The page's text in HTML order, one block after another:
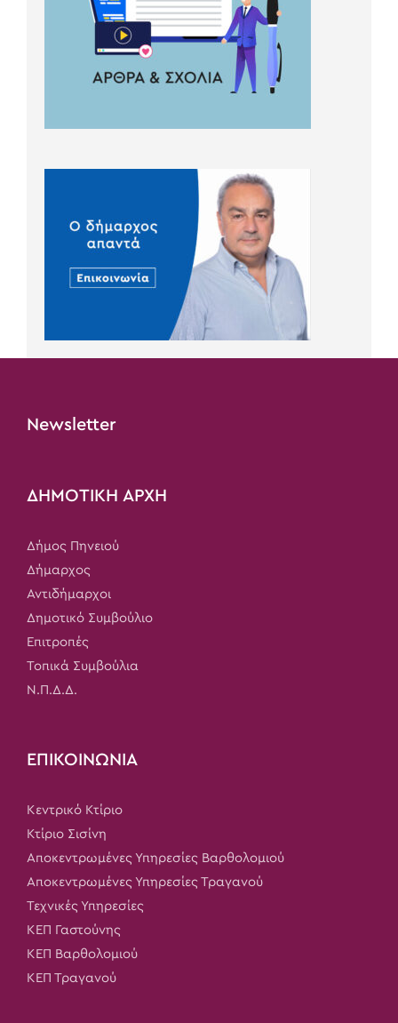
Newsletter
ΔΗΜΟΤΙΚΗ ΑΡΧΗ
Δήμος Πηνειού
Δήμαρχος
Αντιδήμαρχοι
Δημοτικό Συμβούλιο
Επιτροπές
Τοπικά Συμβούλια
Ν.Π.Δ.Δ.
ΕΠΙΚΟΙΝΩΝΙΑ
Κεντρικό Κτίριο
Κτίριο Σισίνη
Αποκεντρωμένες Υπηρεσίες Βαρθολομιού
Αποκεντρωμένες Υπηρεσίες Τραγανού
Τεχνικές Υπηρεσίες
ΚΕΠ Γαστούνης
ΚΕΠ Βαρθολομιού
ΚΕΠ Τραγανού